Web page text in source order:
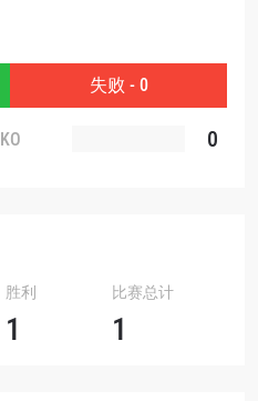
失败 - 0
KO 0
胜利
1
比赛总计
1
订阅